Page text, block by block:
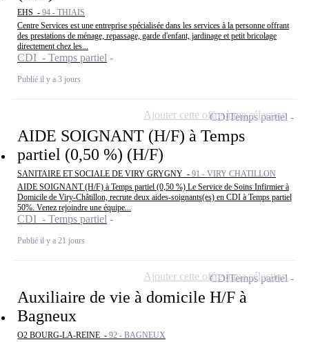
EHS - 94 - THIAIS
Centre Services est une entreprise spécialisée dans les services à la personne offrant
des prestations de ménage, repassage, garde d'enfant, jardinage et petit bricolage
directement chez les...
CDI - Temps partiel
Publié il y a 3 jours
AIDE SOIGNANT (H/F) à Temps
partiel (0,50 %) (H/F)
SANITAIRE ET SOCIALE DE VIRY GRYGNY - 91 - VIRY CHATILLON
AIDE SOIGNANT (H/F) à Temps partiel (0,50 %) Le Service de Soins Infirmier à
Domicile de Viry-Châtillon, recrute deux aides-soignants(es) en CDI à Temps partiel
50%. Venez rejoindre une équipe...
CDI - Temps partiel
Publié il y a 21 jours
CDITemps partiel
Ajouter cette offre à ma sélection
Auxiliaire de vie à domicile H/F à
Bagneux
O2 BOURG-LA-REINE - 92 - BAGNEUX
CDITemps partiel
Ajouter cette offre à ma sélection